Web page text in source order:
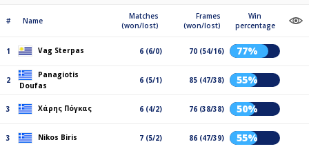
# Name
Matches
(won/lost)
Frames
(won/lost)
Win
percentage
1 Vag Sterpas 6 (6/0) 70 (54/16) 77%
2
Panagiotis
Doufas
6 (5/1) 85 (47/38) 55%
3 Χάρης Πόγκας 6 (4/2) 76 (38/38) 50%
3 Nikos Biris 7 (5/2) 86 (47/39) 55%